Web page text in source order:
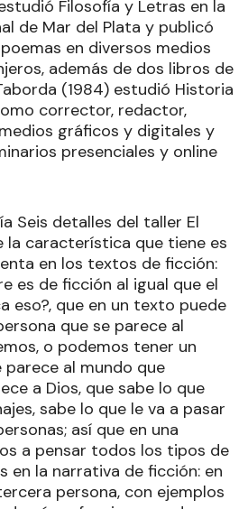
Filosofía y Letras en la
de Mar del Plata y publicó
en diversos medios
además de dos libros de
(1984) estudió Historia
corrector, redactor,
gráficos y digitales y
presenciales y online
Seis detalles del taller El
la característica que tiene es
en los textos de ficción:
es de ficción al igual que el
eso?, que en un texto puede
que se parece al
o podemos tener un
al mundo que
a Dios, que sabe lo que
sabe lo que le va a pasar
así que en una
a pensar todos los tipos de
en la narrativa de ficción: en
persona, con ejemplos